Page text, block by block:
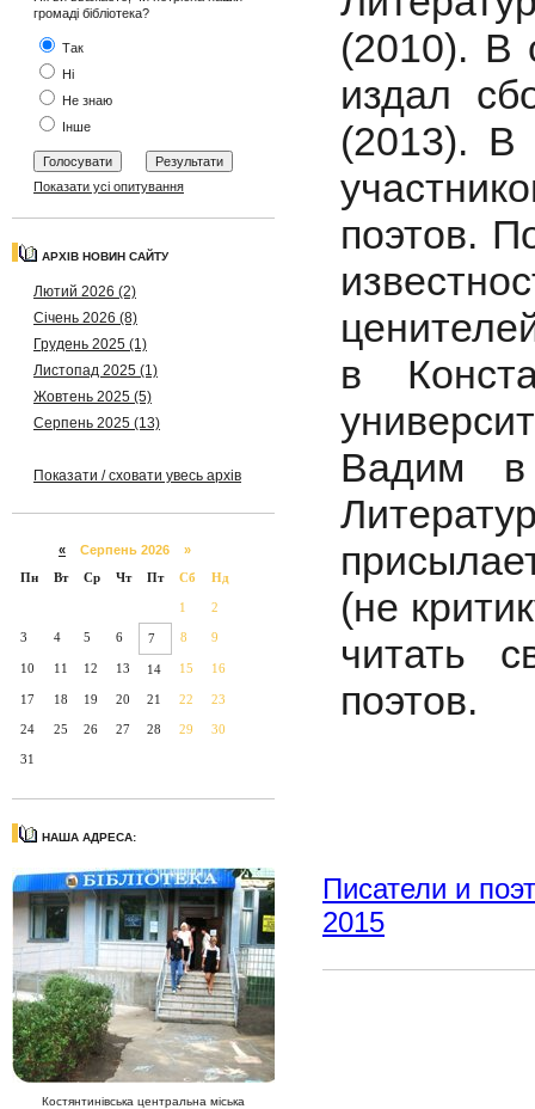
громаді бібліотека?
Так
Ні
Не знаю
Інше
Показати усі опитування
АРХІВ НОВИН САЙТУ
Лютий 2026 (2)
Січень 2026 (8)
Грудень 2025 (1)
Листопад 2025 (1)
Жовтень 2025 (5)
Серпень 2025 (13)
Показати / сховати увесь архів
« Серпень 2026 »
Пн
Вт Ср Чт Пт Сб Нд
1 2
3 4 5 6 7 8 9
10 11 12 13 14 15 16
17 18 19 20 21 22 23
24 25 26 27 28 29 30
31
НАША АДРЕСА:
Костянтинівська центральна міська
(2010). В
издал
(2013). В
поэтов.
в
Вадим в
(не
читать
поэтов.
Писатели и
2015